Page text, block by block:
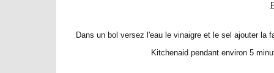
Dans un bol versez l'eau le vinaigre et le sel ajouter la
Kitchenaid pendant environ 5